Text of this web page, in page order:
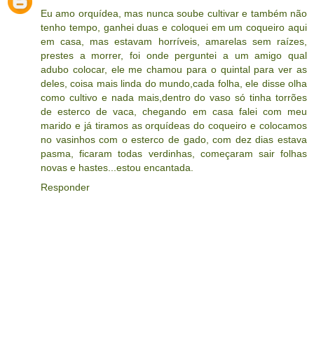
Eu amo orquídea, mas nunca soube cultivar e também não
tenho tempo, ganhei duas e coloquei em um coqueiro aqui
em casa, mas estavam horríveis, amarelas sem raízes,
prestes a morrer, foi onde perguntei a um amigo qual
adubo colocar, ele me chamou para o quintal para ver as
deles, coisa mais linda do mundo,cada folha, ele disse olha
como cultivo e nada mais,dentro do vaso só tinha torrões
de esterco de vaca, chegando em casa falei com meu
marido e já tiramos as orquídeas do coqueiro e colocamos
no vasinhos com o esterco de gado, com dez dias estava
pasma, ficaram todas verdinhas, começaram sair folhas
novas e hastes...estou encantada.
Responder